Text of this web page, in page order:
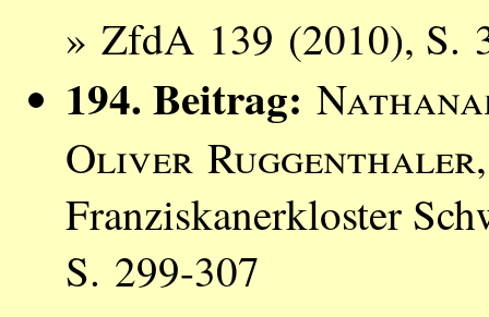
» ZfdA 139 (2010), S.
194. Beitrag:
Oliver Ruggenthaler
Franziskanerkloster
S. 299-307